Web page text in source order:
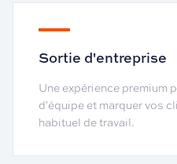
Sortie d'entreprise
Une expérience premium
d'équipe et marquer vos
habituel de travail.